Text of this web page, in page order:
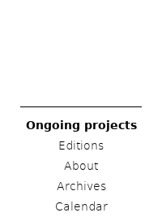
Ongoing projects
Editions
About
Archives
Calendar